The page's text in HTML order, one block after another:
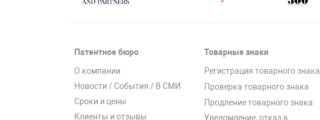
Патентное бюро
О компании
Новости / События / В СМИ
Сроки и цены
Клиенты и отзывы
Товарные знаки
Регистрация товарного знака
Проверка товарного знака
Продление товарного знака
Уведомление, отказ в